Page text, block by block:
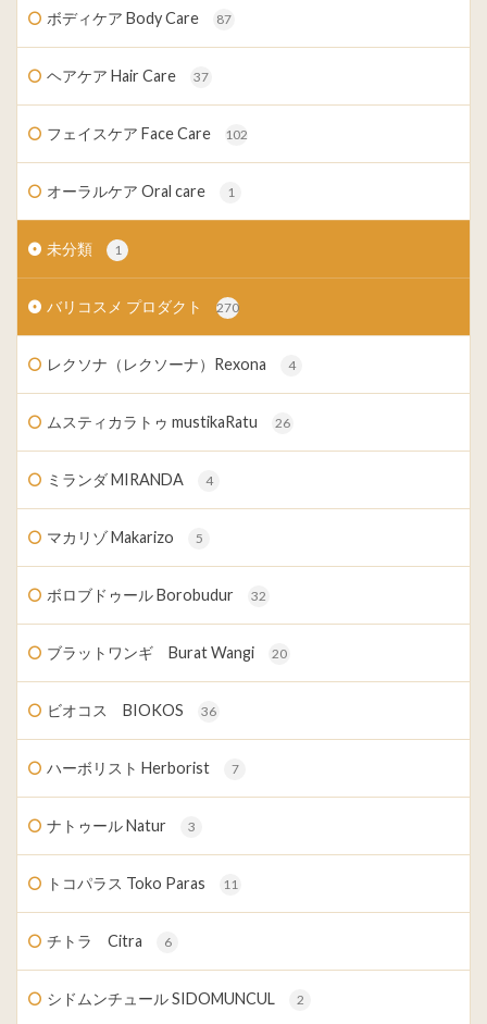
ボディケア Body Care 87
ヘアケア Hair Care 37
フェイスケア Face Care 102
オーラルケア Oral care 1
未分類 1
バリコスメ プロダクト 270
レクソナ（レクソーナ）Rexona 4
ムスティカラトゥ mustikaRatu 26
ミランダ MIRANDA 4
マカリゾ Makarizo 5
ボロブドゥール Borobudur 32
ブラットワンギ Burat Wangi 20
ビオコス BIOKOS 36
ハーボリスト Herborist 7
ナトゥール Natur 3
トコパラス Toko Paras 11
チトラ Citra 6
シドムンチュール SIDOMUNCUL 2